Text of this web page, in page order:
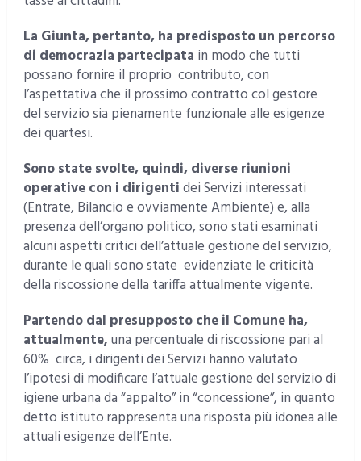
La Giunta, pertanto, ha predisposto un percorso
di democrazia partecipata in modo che tutti
possano fornire il proprio contributo, con
l’aspettativa che il prossimo contratto col gestore
del servizio sia pienamente funzionale alle esigenze
dei quartesi.
Sono state svolte, quindi, diverse riunioni
operative con i dirigentidei Servizi interessati
(Entrate, Bilancio e ovviamente Ambiente) e, alla
presenza dell’organo politico, sono stati esaminati
alcuni aspetti critici dell’attuale gestione del servizio,
durante le quali sono state evidenziate le criticità
della riscossione della tariffa attualmente vigente.
Partendo dal presupposto che il Comune ha,
attualmente,una percentuale di riscossione pari al
60% circa, i dirigenti dei Servizi hanno valutato
l’ipotesi di modificare l’attuale gestione del servizio di
igiene urbana da “appalto” in “concessione”, in quanto
detto istituto rappresenta una risposta più idonea alle
attuali esigenze dell’Ente.